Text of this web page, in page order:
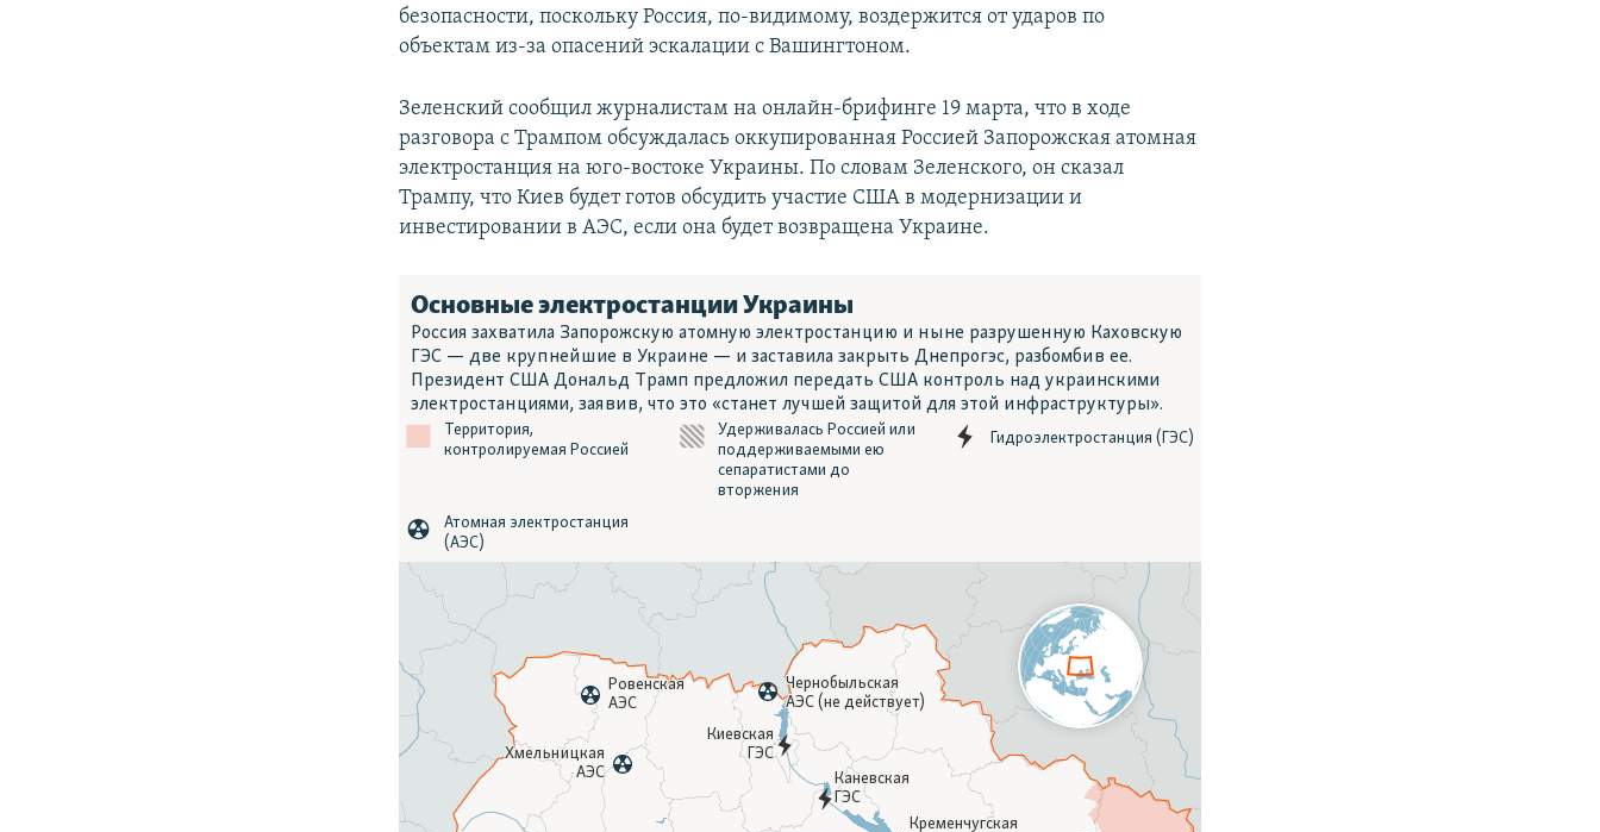
безопасности, поскольку Россия, по-видимому, воздержится от ударов по
объектам из-за опасений эскалации с Вашингтоном.
Зеленский сообщил журналистам на онлайн-брифинге 19 марта, что в ходе
разговора с Трампом обсуждалась оккупированная Россией Запорожская атомная
электростанция на юго-востоке Украины. По словам Зеленского, он сказал
Трампу, что Киев будет готов обсудить участие США в модернизации и
инвестировании в АЭС, если она будет возвращена Украине.